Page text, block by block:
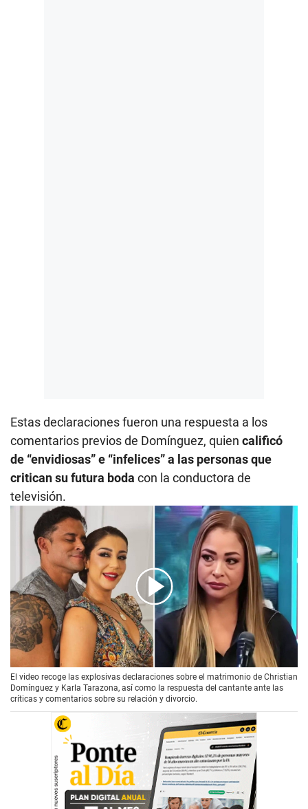
Estas declaraciones fueron una respuesta a los
comentarios previos de Domínguez, quien calificó
de “envidiosas” e “infelices” a las personas que
critican su futura boda con la conductora de
televisión.
02:36
El video recoge las explosivas declaraciones sobre el matrimonio de Christian
Domínguez y Karla Tarazona, así como la respuesta del cantante ante las
críticas y comentarios sobre su relación y divorcio.